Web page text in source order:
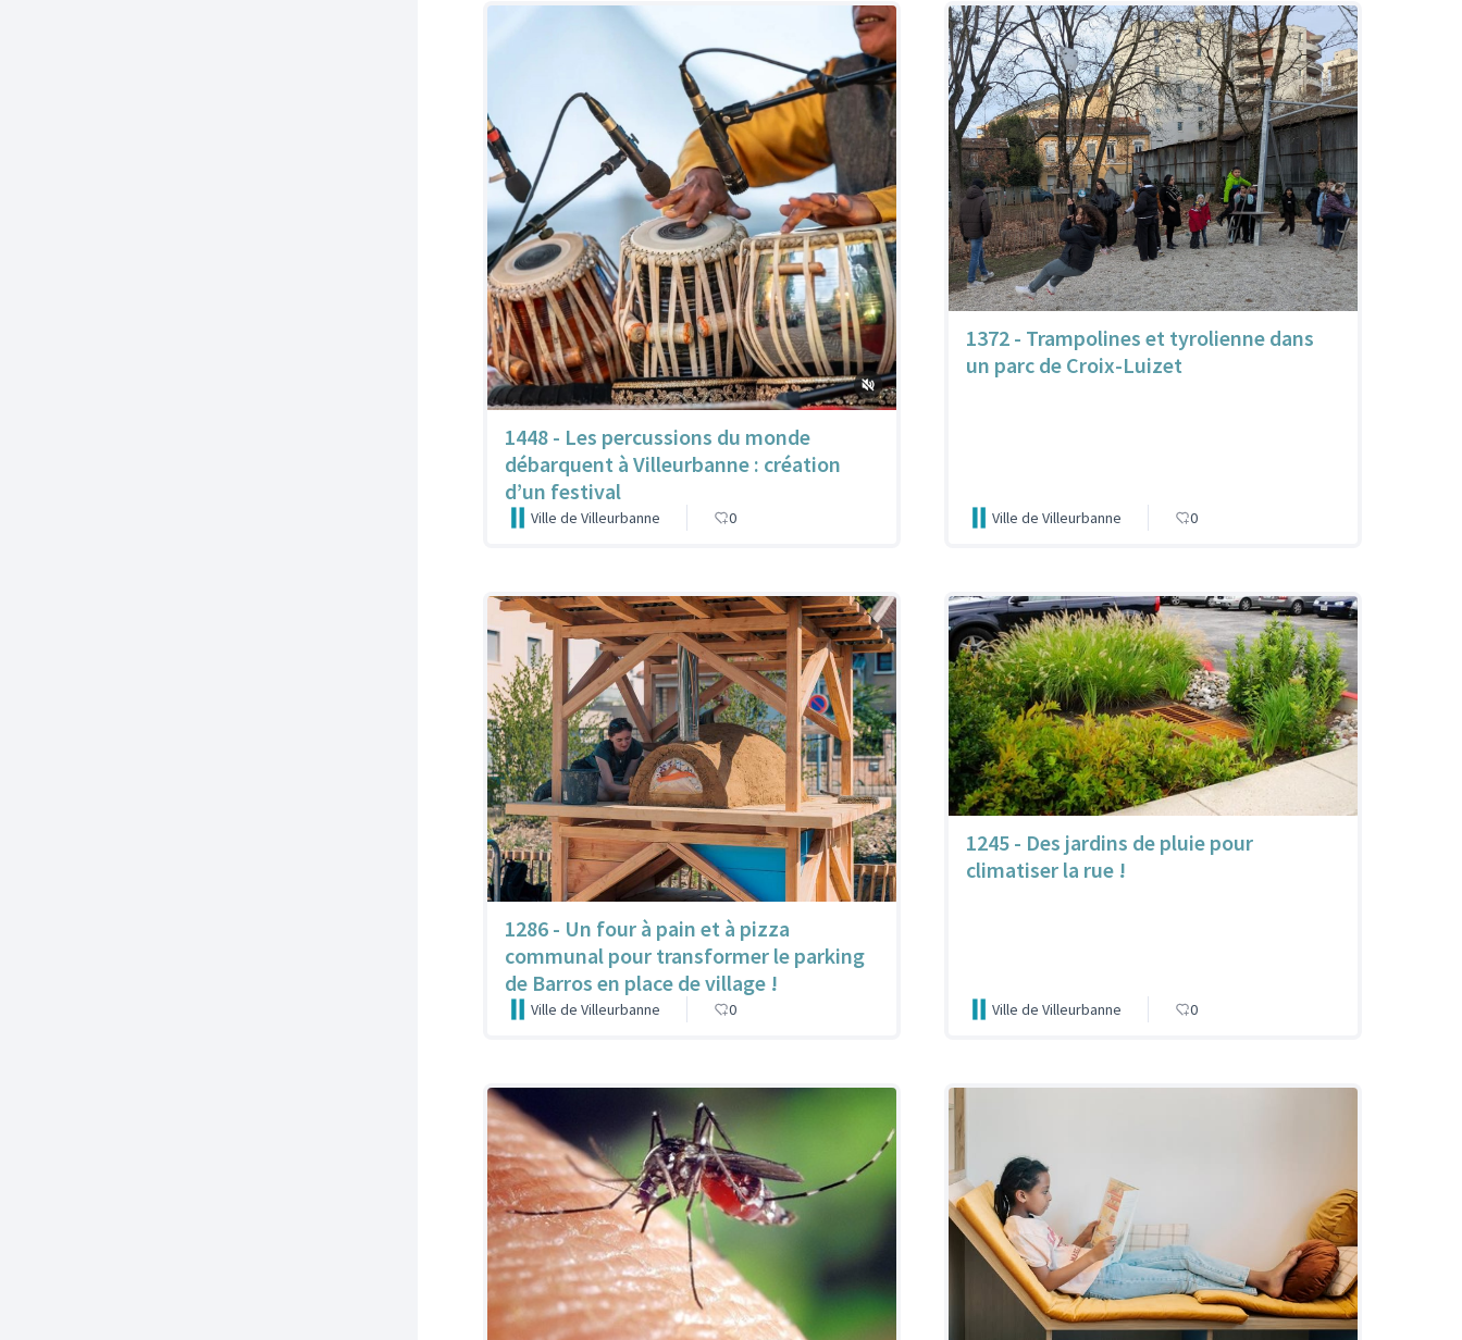
1448 - Les percussions du monde
débarquent à Villeurbanne : création
d’un festival
Ville de Villeurbanne 0
1372 - Trampolines et tyrolienne dans
un parc de Croix-Luizet
Ville de Villeurbanne 0
1286 - Un four à pain et à pizza
communal pour transformer le parking
de Barros en place de village !
Ville de Villeurbanne 0
1245 - Des jardins de pluie pour
climatiser la rue !
Ville de Villeurbanne 0